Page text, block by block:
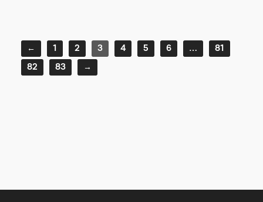
← 1 2 3 4 5 6 …
81
82
83 →